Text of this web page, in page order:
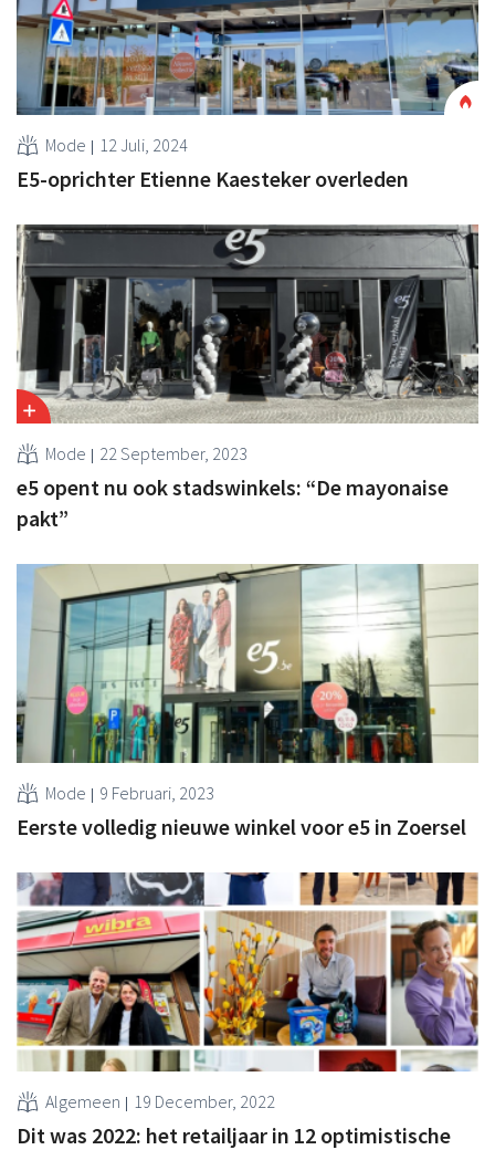
Mode 12 Juli, 2024
E5-oprichter Etienne Kaesteker overleden
Mode 22 September, 2023
e5 opent nu ook stadswinkels: “De mayonaise
pakt”
Mode 9 Februari, 2023
Eerste volledig nieuwe winkel voor e5 in Zoersel
Algemeen 19 December, 2022
Dit was 2022: het retailjaar in 12 optimistische